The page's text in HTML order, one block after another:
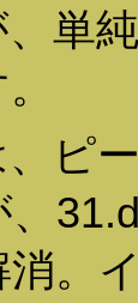
、単
ピ
、
消。